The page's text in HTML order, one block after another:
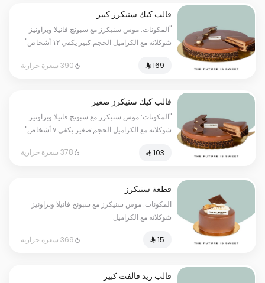
قالب كيك سنيكرز كبير
"المكونات: موس سنيكرز مع سبونج فانيلا وبراونيز
شوكلاته مع الكراميل الحجم:كبير يكفي ١٢ أشخاص"
390 سعرة حرارية
قالب كيك سنيكرز صغير
"المكونات: موس سنيكرز مع سبونج فانيلا وبراونيز
شوكلاته مع الكراميل الحجم:صغير يكفي ٧ أشخاص"
378 سعرة حرارية
قطعة سنيكرز
المكونات: موس سنيكرز مع سبونج فانيلا وبراونيز
شوكلاته مع الكراميل
369 سعرة حرارية
قالب ريد فالفت كبير